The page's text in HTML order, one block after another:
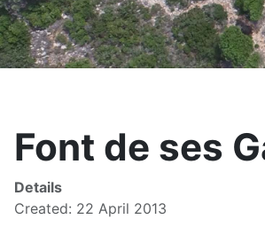
Font de ses
Details
Created: 22 April 2013